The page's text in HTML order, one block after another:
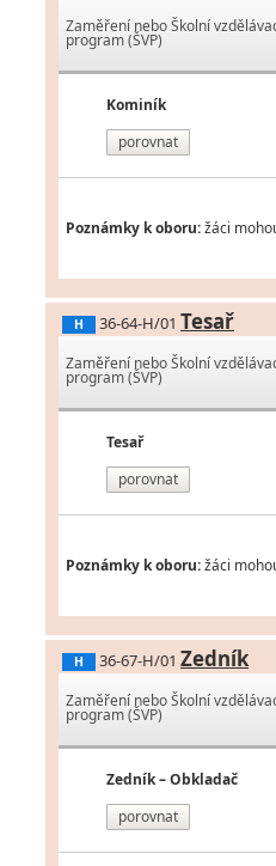
Zaměření nebo Školní
program (ŠVP)
Kominík
porovnat
Poznámky k oboru:žáci
H 36-64-H/01 Tesař
Zaměření nebo Školní
program (ŠVP)
Tesař
porovnat
Poznámky k oboru:žáci
H 36-67-H/01 Zedník
Zaměření nebo Školní
program (ŠVP)
Zedník – Obkladač
porovnat